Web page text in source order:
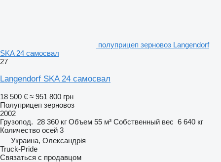
полуприцеп зерновоз Langendorf
SKA 24 самосвал
27
Langendorf SKA 24 самосвал
18 500 € ≈ 951 800 грн
Полуприцеп зерновоз
2002
Грузопод. 28 360 кг Объем 55 м³ Собственный вес 6 640 кг
Количество осей 3
Украина, Олександрія
Truck-Pride
Связаться с продавцом